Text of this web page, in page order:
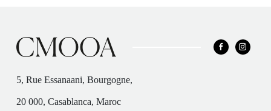
5, Rue Essanaani, Bourgogne,
20 000, Casablanca, Maroc